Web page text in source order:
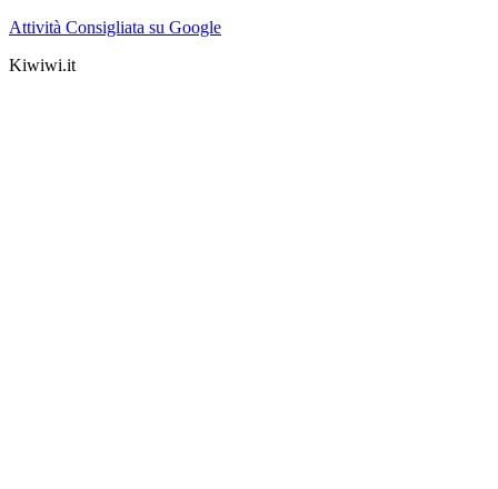
Attività Consigliata su Google
Kiwiwi.it